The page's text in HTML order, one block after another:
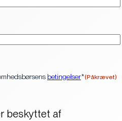
betingelser*(Påkrævet)
beskyttet af